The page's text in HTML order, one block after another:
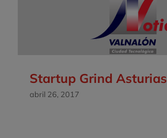
Startup Grind Asturias
abril 26, 2017